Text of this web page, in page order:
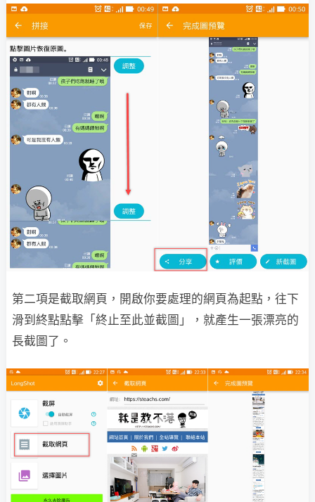
第二項是截取網頁，開啟你要處理的網頁為起點，往下
滑到終點點擊「終止至此並截圖」，就產生一張漂亮的
長截圖了。